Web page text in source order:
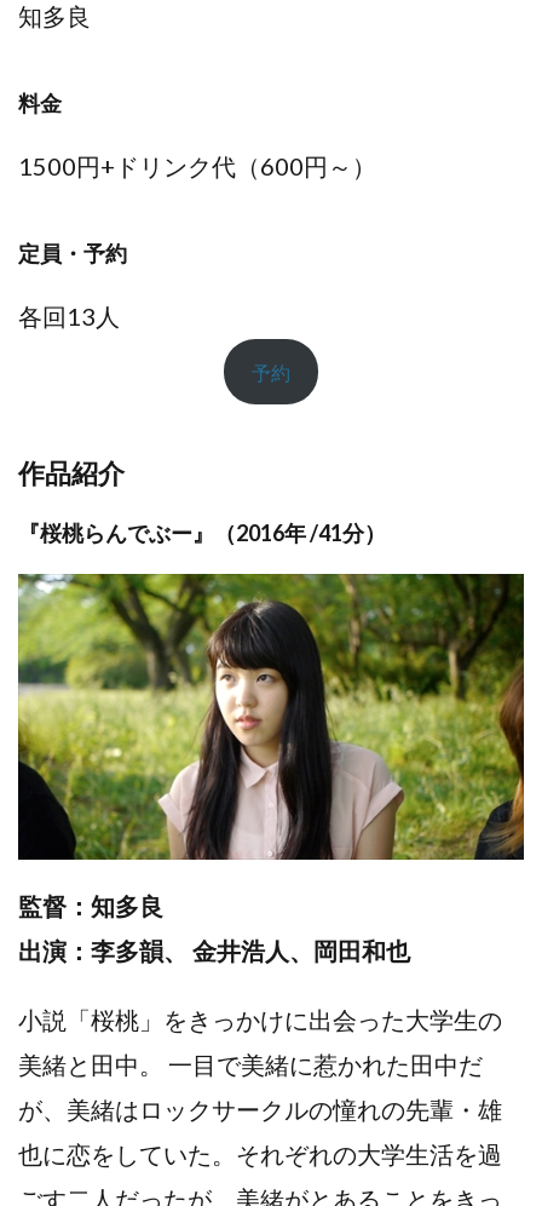
知多良
料金
1500円+ドリンク代（600円～）
定員・予約
各回13人
予約
作品紹介
『桜桃らんでぶー』（2016年 /41分）
監督：知多良
出演：李多韻、 金井浩人、岡田和也
小説「桜桃」をきっかけに出会った大学生の
美緒と田中。 一目で美緒に惹かれた田中だ
が、美緒はロックサークルの憧れの先輩・雄
也に恋をしていた。それぞれの大学生活を過
ごす二人だったが、美緒がとあることをきっ